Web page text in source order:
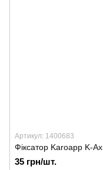
Артикул: 1400683
Фіксатор Karoapp K-Ax
35 грн/шт.